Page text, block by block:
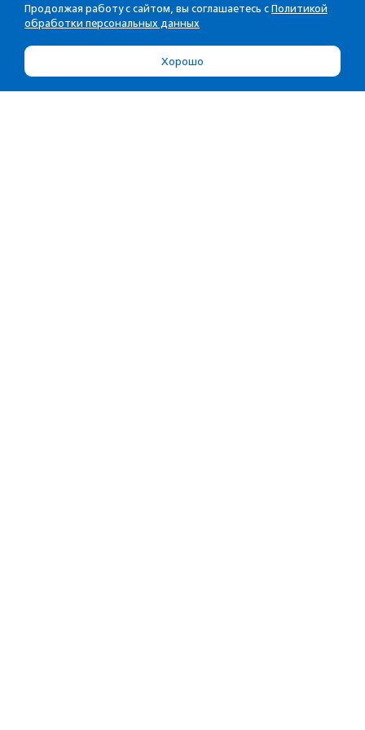
Продолжая работу с сайтом, вы соглашаетесь с Политикой
обработки персональных данных
Хорошо